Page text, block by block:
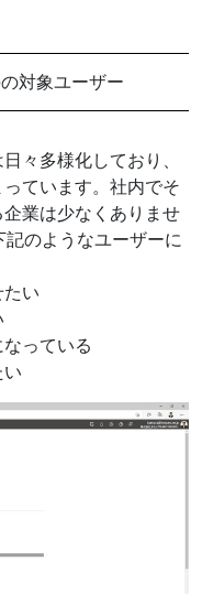
対象ユーザー
々多様化しており、
ています。社内でそ
業は少なくありませ
のようなユーザーに
い
っている